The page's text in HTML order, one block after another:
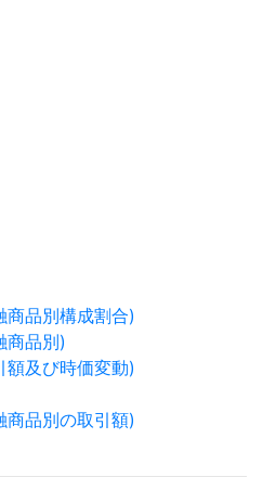
品別構成割合)
商品別)
額及び時価変動)
品別の取引額)